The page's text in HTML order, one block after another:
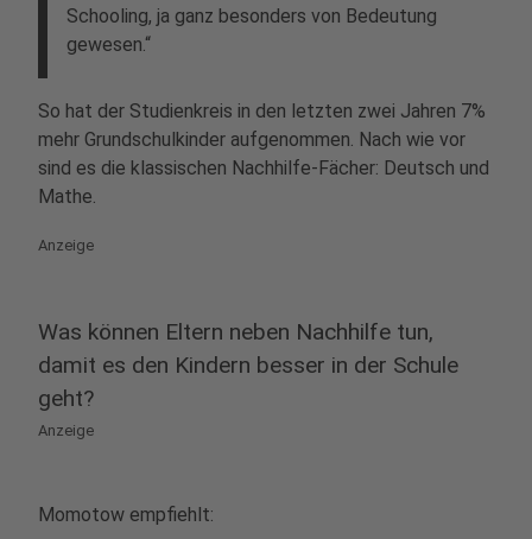
Schooling, ja ganz besonders von Bedeutung
gewesen.“
So hat der Studienkreis in den letzten zwei Jahren 7%
mehr Grundschulkinder aufgenommen. Nach wie vor
sind es die klassischen Nachhilfe-Fächer: Deutsch und
Mathe.
Anzeige
Was können Eltern neben Nachhilfe tun,
damit es den Kindern besser in der Schule
geht?
Anzeige
Momotow empfiehlt: